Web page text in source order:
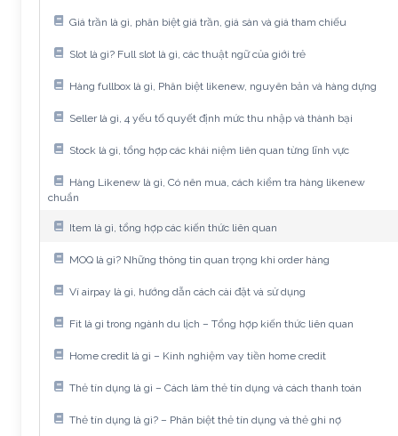
Giá trần là gì, phân biệt giá trần, giá sàn và giá tham chiếu
Slot là gì? Full slot là gì, các thuật ngữ của giới trẻ
Hàng fullbox là gì, Phân biệt likenew, nguyên bản và hàng dựng
Seller là gì, 4 yếu tố quyết định mức thu nhập và thành bại
Stock là gì, tổng hợp các khái niệm liên quan từng lĩnh vực
Hàng Likenew là gì, Có nên mua, cách kiểm tra hàng likenew
chuẩn
Item là gì, tổng hợp các kiến thức liên quan
MOQ là gì? Những thông tin quan trọng khi order hàng
Ví airpay là gì, hướng dẫn cách cài đặt và sử dụng
Fit là gì trong ngành du lịch – Tổng hợp kiến thức liên quan
Home credit là gì – Kinh nghiệm vay tiền home credit
Thẻ tín dụng là gì – Cách làm thẻ tín dụng và cách thanh toán
Thẻ tín dụng là gì? – Phân biệt thẻ tín dụng và thẻ ghi nợ